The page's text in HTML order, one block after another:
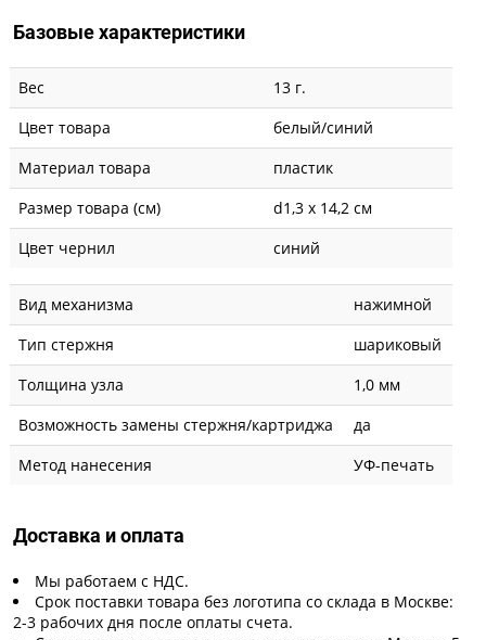
Базовые характеристики
Вес
13 г.
Цвет товара
белый/синий
Материал товара
пластик
Размер товара (см)
d1,3 х 14,2 см
Цвет чернил
синий
Вид механизма
нажимной
Тип стержня
шариковый
Толщина узла
1,0 мм
Возможность замены стержня/картриджа
да
Метод нанесения
УФ-печать
Доставка и оплата
Мы работаем с НДС.
Срок поставки товара без логотипа со склада в Москве:
2-3 рабочих дня после оплаты счета.